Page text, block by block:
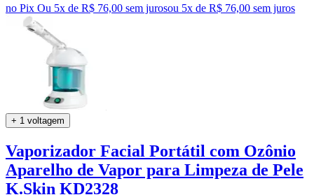
no Pix Ou 5x de R$ 76,00 sem jurosou 5x de R$ 76,00 sem juros
+ 1 voltagem
Vaporizador Facial Portátil com Ozônio
Aparelho de Vapor para Limpeza de Pele
K.Skin KD2328